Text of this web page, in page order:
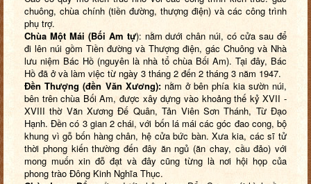
chuông, chùa chính (tiền đường, thượng điện) và các công trình
phụ trợ.
Chùa Một Mái (Bối Am tự): nằm dưới chân núi, có cửa sau để
đi lên núi gồm Tiền đường và Thượng điện, gác Chuông và Nhà
lưu niệm Bác Hồ (nguyên là nhà tổ chùa Bối Am). Tại đây, Bác
Hồ đã ở và làm việc từ ngày 3 tháng 2 đến 2 tháng 3 năm 1947.
Đền Thượng (đền Văn Xương):nằm ở bên phía kia sườn núi,
bên trên chùa Bối Am, được xây dựng vào khoảng thế kỷ XVII -
XVIII thờ Văn Xương Đế Quân, Tản Viên Sơn Thánh, Từ Đạo
Hạnh. Đền có 3 gian 2 chái, với bốn lá mái các góc đao cong, bộ
khung vì gỗ bốn hàng chân, hệ cửa bức bàn. Xưa kia, các sĩ tử
thời phong kiến thường đến đây ăn ngủ (ăn chay, cầu đảo) với
mong muốn xin đỗ đạt và đây cũng từng là nơi hội họp của
phong trào Đông Kinh Nghĩa Thục.